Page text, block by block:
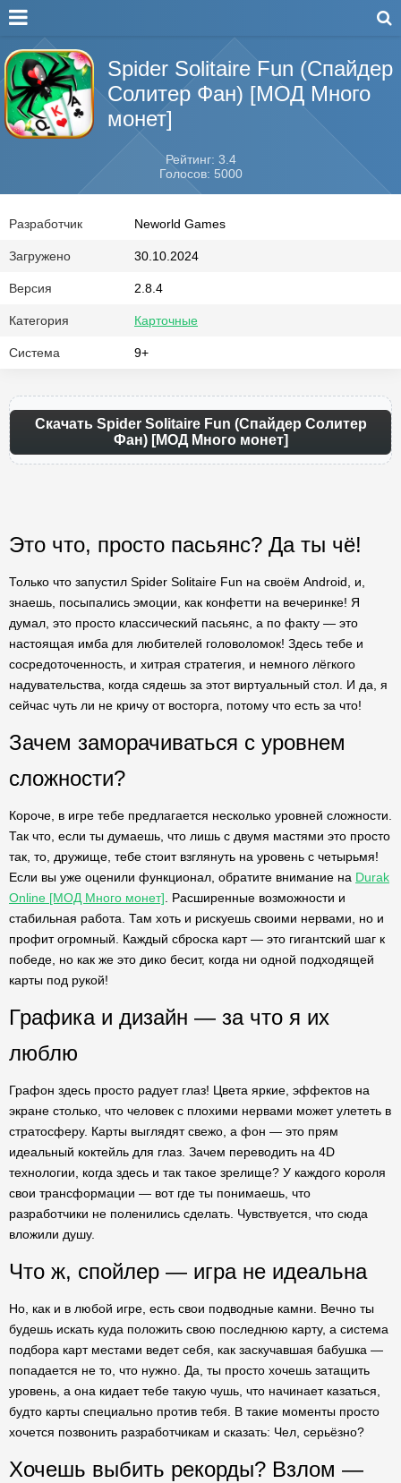
Spider Solitaire Fun (Спайдер
Солитер Фан) [МОД Много
монет]
Рейтинг: 3.4
Голосов: 5000
Разработчик Neworld Games
Загружено 30.10.2024
Версия 2.8.4
Категория Карточные
Система 9+
Скачать Spider Solitaire Fun (Спайдер Солитер
Фан) [МОД Много монет]
Это что, просто пасьянс? Да ты чё!
Только что запустил Spider Solitaire Fun на своём Android, и,
знаешь, посыпались эмоции, как конфетти на вечеринке! Я
думал, это просто классический пасьянс, а по факту — это
настоящая имба для любителей головоломок! Здесь тебе и
сосредоточенность, и хитрая стратегия, и немного лёгкого
надувательства, когда сядешь за этот виртуальный стол. И да, я
сейчас чуть ли не кричу от восторга, потому что есть за что!
Зачем заморачиваться с уровнем
сложности?
Короче, в игре тебе предлагается несколько уровней сложности.
Так что, если ты думаешь, что лишь с двумя мастями это просто
так, то, дружище, тебе стоит взглянуть на уровень с четырьмя!
Если вы уже оценили функционал, обратите внимание на Durak
Online [МОД Много монет] . Расширенные возможности и
стабильная работа. Там хоть и рискуешь своими нервами, но и
профит огромный. Каждый сброска карт — это гигантский шаг к
победе, но как же это дико бесит, когда ни одной подходящей
карты под рукой!
Графика и дизайн — за что я их
люблю
Графон здесь просто радует глаз! Цвета яркие, эффектов на
экране столько, что человек с плохими нервами может улететь в
стратосферу. Карты выглядят свежо, а фон — это прям
идеальный коктейль для глаз. Зачем переводить на 4D
технологии, когда здесь и так такое зрелище? У каждого короля
свои трансформации — вот где ты понимаешь, что
разработчики не поленились сделать. Чувствуется, что сюда
вложили душу.
Что ж, спойлер — игра не идеальна
Но, как и в любой игре, есть свои подводные камни. Вечно ты
будешь искать куда положить свою последнюю карту, а система
подбора карт местами ведет себя, как заскучавшая бабушка —
попадается не то, что нужно. Да, ты просто хочешь затащить
уровень, а она кидает тебе такую чушь, что начинает казаться,
будто карты специально против тебя. В такие моменты просто
хочется позвонить разработчикам и сказать: Чел, серьёзно?
Хочешь выбить рекорды? Взлом —